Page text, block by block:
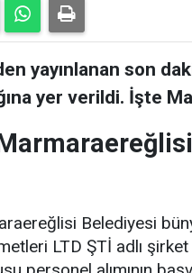
yayınlanan son
yer verildi. İşte
Belediyesi
LTD ŞTİ adlı